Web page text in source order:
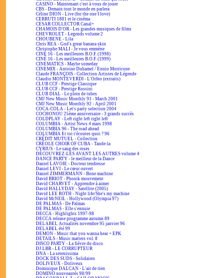
CASINO - Maintenant c'est à vous de jouer
CBS - Demain tout le monde en parlera
Céline DION - Live (for the one I love)
CERRUTI 1881 et le cinéma
CESAR COLLECTOR Canal+
CHAMOIS D'OR - Les grandes musiques de films
CHEVROLET - Legends volume 2
CHOUBENE - Lila
Chris REA - God's great banana skin
Christophe MALI - Je vous emmène
CINÉ 16 - Les meilleures B.O.F. (1998)
CINÉ 16 - Les meilleures B.O.F. (1999)
CINEMATICS - Maybe someday
CINEMIX - Antoine Duhamel / Ennio Morricone
Claude FRANÇOIS - Collection Artistes de Légende
Claudio MONTEVERDI - L'Orfeo (extraits)
CLUB CCF - Prestige Classique
CLUB CCF - Prestige Rossini
CLUB DIAL - Le plein de tubes
CMJ New Music Monthly 91 - March 2001
CMJ New Music Monthly 92 - April 2001
COCA-COLA - Let's party selection 2004
COCHONOU 25ème anniversaire - 3 grands succès
COLDPLAY - Left right left right left
COLUMBIA - Artist News 4 mars 1998
COLUMBIA 96 - The road ahead
COLUMBIA Et toi t'écoutes quoi ? 96
CRÉDIT MUTUEL - Collection
CRÉOLE CHOIR OF CUBA - Tande-la
CYRIUS - Le sang des roses
DÉCOUVREZ-LES AVANT LES AUTRES volume 4
DANCE PARTY - le meilleur de la Dance
Daniel LAVOIE - Docteur tendresse
Daniel LEVI - Le cœur ouvert
Daniel ZIMMERMANN - Bone machine
David BRIOT - Phonik mouvement
David CHARVET - Apprendre à aimer
David HALLYDAY - Satellite (2005)
David LEE ROTH - Night life/She's my machine
David McNEIL - Hollywood (Olympia 97)
DE PALMAS - De Palmas
DE PALMAS - Elle s'ennuie
DECCA - Highlights 1997-98
DECCA release programme autumn 89
DELABEL Actualités novembre 95 janvier 96
DELABEL été 99
DEMON - Music that you wanna hear + EPK
DETAILS - Music matters vol. 8
DISCO PARTY - La fièvre du disco
DJ LBR - LE CORRUPTEUR
DNA - La serenissima
DOCK DES SUDS - Solidaires
DOLIVEUX - Doliveux
Dominique DALCAN - L'air de rien
DOMINO nouveautés 98/99